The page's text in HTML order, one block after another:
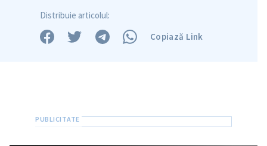
Distribuie articolul:
Copiază Link